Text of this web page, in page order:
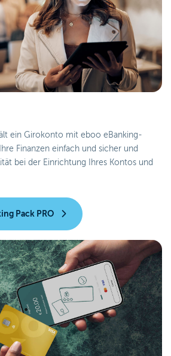
ein Girokonto mit eboo eBanking-
Finanzen einfach und sicher und
bei der Einrichtung Ihres Kontos und
Pack PRO